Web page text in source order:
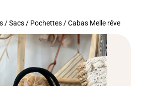
/Sacs / Pochettes / Cabas Melle rêve